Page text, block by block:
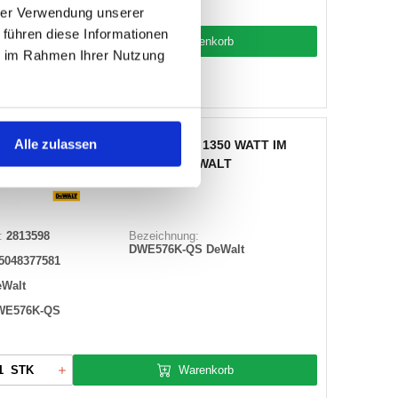
Verwendung unserer
diese Informationen
Rahmen Ihrer Nutzung
Alle zulassen
STK Warenkorb
HANDKREISSAEGE 61 MM 1350 WATT IM
KOFFER DWE576K-QS DEWALT
2813598
QS
Bezeichnung:
DWE576K-QS DeWalt
STK Warenkorb